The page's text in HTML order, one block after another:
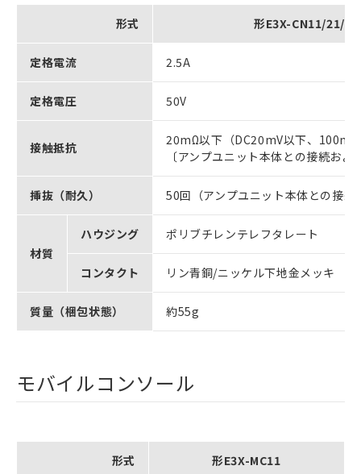
形式 形E3X-CN11/21/22
定格電流 2.5A
定格電圧 50V
接触抵抗
20mΩ以下（DC20mV以下、
〔アンプユニット本体との接続お
挿抜（耐久） 50回（アンプユニット本体との接
材質
ハウジング ポリブチレンテレフタレート
コンタクト リン青銅/ニッケル下地金メッキ
質量（梱包状態） 約55g
モバイルコンソール
形式 形E3X-MC11